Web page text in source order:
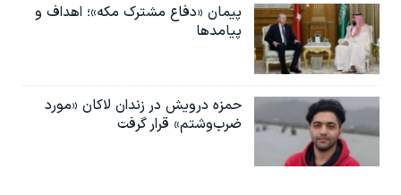
پیمان «دفاع مشترک مکه»؛ اهداف و
پیامدها
حمزه درویش در زندان لاکان «مورد
ضرب‌وشتم» قرار گرفت